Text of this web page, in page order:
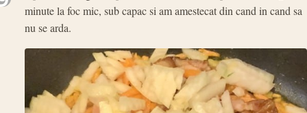
minute la foc mic, sub capac si am amestecat din cand in cand sa
nu se arda.